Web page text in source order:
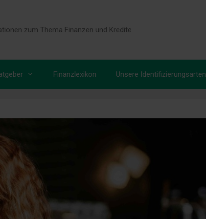
zum Thema Finanzen und Kredite
Finanzlexikon Unsere Identifizierungsarten